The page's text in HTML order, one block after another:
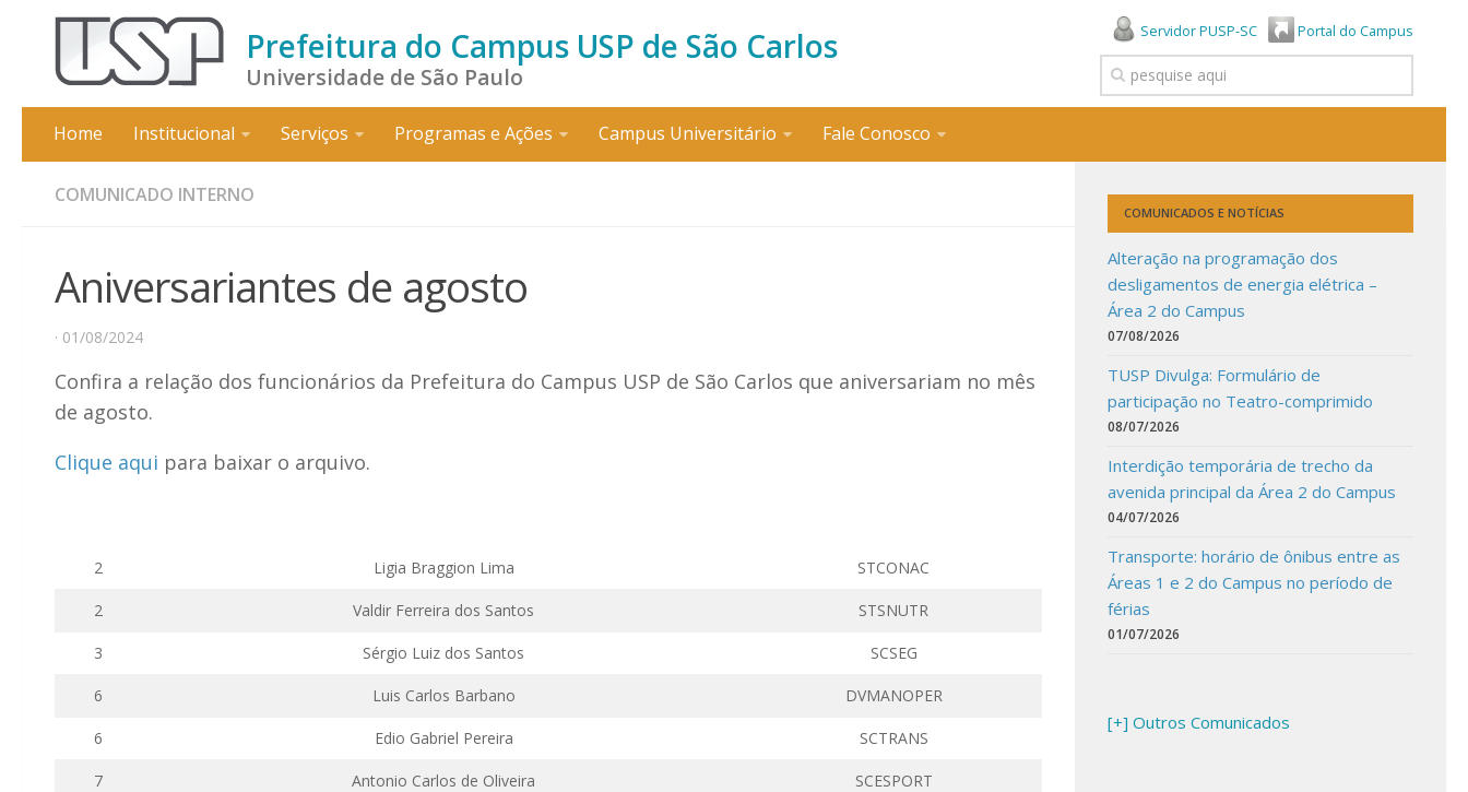
Servidor PUSP-SC Portal do Campus
Prefeitura do Campus USP de São Carlos
Universidade de São Paulo
Home Institucional Serviços Programas e Ações Campus Universitário Fale Conosco
COMUNICADO INTERNO
Aniversariantes de agosto
· 01/08/2024
Confira a relação dos funcionários da Prefeitura do Campus USP de São Carlos que aniversariam no mês
de agosto.
Clique aqui para baixar o arquivo.
2 Ligia Braggion Lima STCONAC
2 Valdir Ferreira dos Santos STSNUTR
3 Sérgio Luiz dos Santos SCSEG
6 Luis Carlos Barbano DVMANOPER
6 Edio Gabriel Pereira SCTRANS
7 Antonio Carlos de Oliveira SCESPORT
COMUNICADOS E NOTÍCIAS
Alteração na programação dos
desligamentos de energia elétrica –
Área 2 do Campus
07/08/2026
TUSP Divulga: Formulário de
participação no Teatro-comprimido
08/07/2026
Interdição temporária de trecho da
avenida principal da Área 2 do Campus
04/07/2026
Transporte: horário de ônibus entre as
Áreas 1 e 2 do Campus no período de
férias
01/07/2026
[+] Outros Comunicados